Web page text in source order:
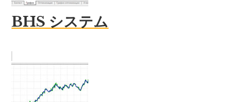
BHS システム